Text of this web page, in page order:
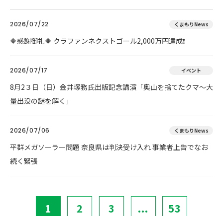
2026/07/22 くまもりNews
🔶感謝御礼🔶 クラファンネクストゴール2,000万円達成❗
2026/07/17 イベント
8月2３日（日）金井塚務氏出版記念講演「奥山を捨てたクマ～大
量出没の謎を解く」
2026/07/06 くまもりNews
平群メガソーラー問題 奈良県は判決受け入れ 事業者上告でなお
続く緊張
1 2 3 ... 53